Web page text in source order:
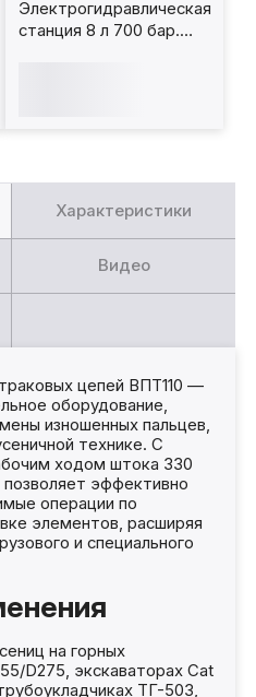
Электрогидравлическая
станция 8 л 700 бар.
Характеристики
Видео
цепей ВПТ110 —
оборудование,
изношенных пальцев,
технике. С
ходом штока 330
эффективно
операции по
элементов, расширяя
и специального
на горных
D275, экскаваторах Cat
ТГ-503,